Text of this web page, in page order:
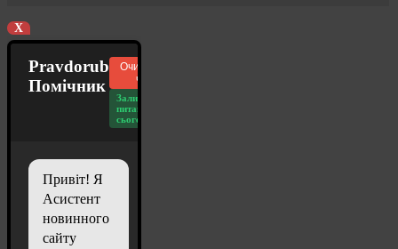
X
Pravdorub
Помічник
Очистити
чат
Залишилось
питань
сьогодні: 20
Привіт! Я
Асистент
новинного
сайту